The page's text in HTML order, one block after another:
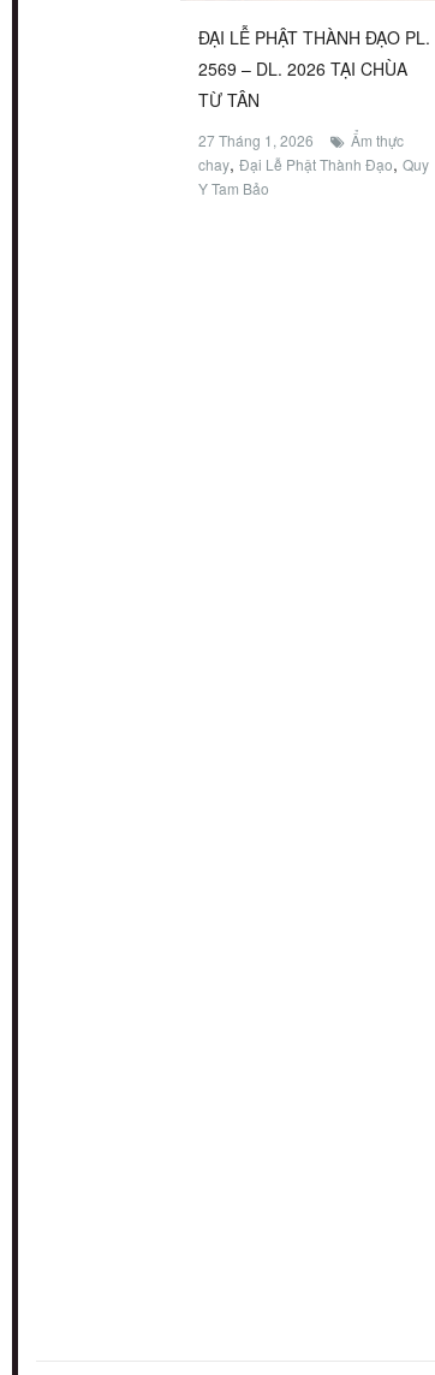
ĐẠI LỄ PHẬT THÀNH ĐẠO PL.
2569 – DL. 2026 TẠI CHÙA
TỪ TÂN
27 Tháng 1, 2026
Ẩm thực
chay, Đại Lễ Phật Thành Đạo, Quy
Y Tam Bảo